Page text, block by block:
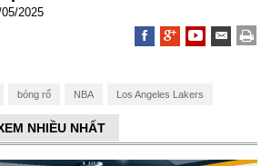
2025
bóng rổ NBA Los Angeles Lakers
NHIỀU NHẤT